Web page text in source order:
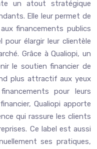
un atout stratégique
Elle leur permet de
financements publics
élargir leur clientèle
Grâce à Qualiopi, un
le soutien financier de
plus attractif aux yeux
pour leurs
Qualiopi apporte
qui rassure les clients
Ce label est aussi
ses pratiques,